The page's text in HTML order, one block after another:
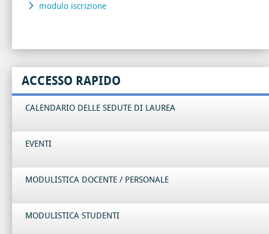
modulo iscrizione
ACCESSO RAPIDO
CALENDARIO DELLE SEDUTE DI LAUREA
EVENTI
MODULISTICA DOCENTE / PERSONALE
MODULISTICA STUDENTI